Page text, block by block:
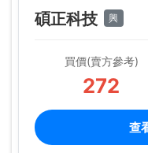
碩正科技 興
買價(賣方參考)
272
查